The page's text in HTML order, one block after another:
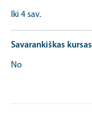
Iki 4 sav.
Savarankiškas kursas
No